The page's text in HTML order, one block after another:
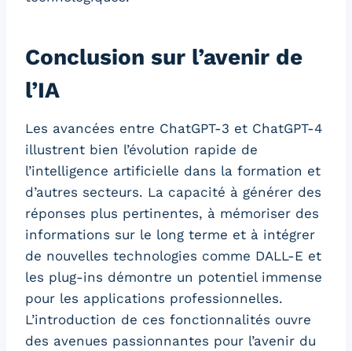
Conclusion sur l’avenir de
l’IA
Les avancées entre ChatGPT-3 et ChatGPT-4
illustrent bien l’évolution rapide de
l’intelligence artificielle dans la formation et
d’autres secteurs. La capacité à générer des
réponses plus pertinentes, à mémoriser des
informations sur le long terme et à intégrer
de nouvelles technologies comme DALL-E et
les plug-ins démontre un potentiel immense
pour les applications professionnelles.
L’introduction de ces fonctionnalités ouvre
des avenues passionnantes pour l’avenir du